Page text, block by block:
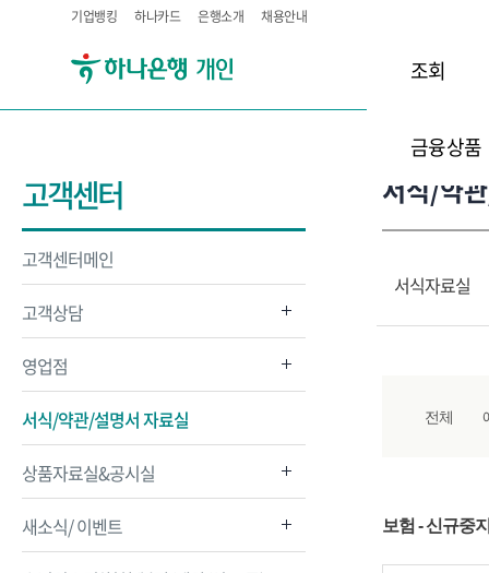
기업뱅킹 하나카드 은행소개 채용안내
조회
금융상품
고객센터
고객센터메인
고객상담
영업점
서식/약관/설명서 자료실
상품자료실&공시실
새소식/ 이벤트
서식/약
서식자료실
전체
보험 - 신규중